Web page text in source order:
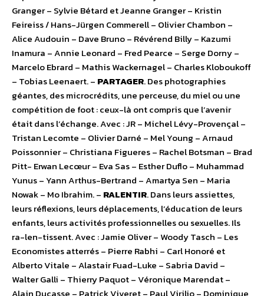
Granger – Sylvie Bétard et Jeanne Granger – Kristin
Feireiss / Hans-Jürgen Commerell – Olivier Chambon –
Alice Audouin – Dave Bruno – Révérend Billy – Kazumi
Inamura – Annie Leonard – Fred Pearce – Serge Dorny –
Marcelo Ebrard – Mathis Wackernagel – Charles Kloboukoff
– Tobias Leenaert. – PARTAGER. Des photographies
géantes, des microcrédits, une perceuse, du miel ou une
compétition de foot : ceux-là ont compris que l’avenir
était dans l’échange. Avec : JR – Michel Lévy-Provençal –
Tristan Lecomte – Olivier Darné – Mel Young – Arnaud
Poissonnier – Christiana Figueres – Rachel Botsman – Brad
Pitt- Erwan Lecœur – Eva Sas – Esther Duflo – Muhammad
Yunus – Yann Arthus-Bertrand – Amartya Sen – Maria
Nowak – Mo Ibrahim. – RALENTIR. Dans leurs assiettes,
leurs réflexions, leurs déplacements, l’éducation de leurs
enfants, leurs activités professionnelles ou sexuelles. Ils
ra-len-tissent. Avec : Jamie Oliver – Woody Tasch – Les
Economistes atterrés – Pierre Rabhi – Carl Honoré et
Alberto Vitale – Alastair Fuad-Luke – Sabria David –
Walter Galli – Thierry Paquot – Véronique Marendat –